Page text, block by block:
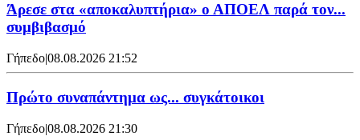
Άρεσε στα «αποκαλυπτήρια» ο ΑΠΟΕΛ παρά τον...
συμβιβασμό
Γήπεδο|08.08.2026 21:52
Πρώτο συναπάντημα ως... συγκάτοικοι
Γήπεδο|08.08.2026 21:30